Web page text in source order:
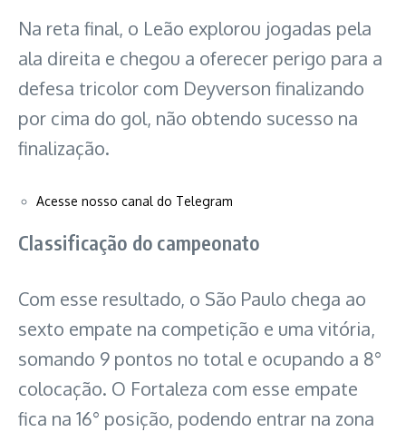
Na reta final, o Leão explorou jogadas pela
ala direita e chegou a oferecer perigo para a
defesa tricolor com Deyverson finalizando
por cima do gol, não obtendo sucesso na
finalização.
Acesse nosso canal do Telegram
Classificação do campeonato
Com esse resultado, o São Paulo chega ao
sexto empate na competição e uma vitória,
somando 9 pontos no total e ocupando a 8°
colocação. O Fortaleza com esse empate
fica na 16° posição, podendo entrar na zona